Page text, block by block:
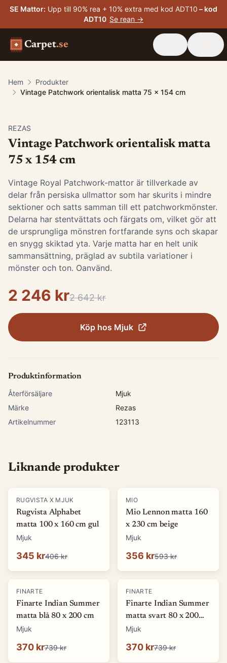
SE Mattor: Upp till 90% rea + 10% extra med kod ADT10 – kod
ADT10 Se rean →
Carpet.se
Hem
Produkter
Vintage Patchwork orientalisk matta 75 x 154 cm
REZAS
Vintage Patchwork orientalisk matta
75 x 154 cm
Vintage Royal Patchwork-mattor är tillverkade av
delar från persiska ullmattor som har skurits i mindre
sektioner och satts samman till ett patchworkmönster.
Delarna har stentvättats och färgats om, vilket gör att
de ursprungliga mönstren fortfarande syns och skapar
en snygg skiktad yta. Varje matta har en helt unik
sammansättning, präglad av subtila variationer i
mönster och ton. Oanvänd.
2 246 kr2 642 kr
Köp hos Mjuk
Produktinformation
Återförsäljare
Mjuk
Märke
Rezas
Artikelnummer
123113
Liknande produkter
-15%
RUGVISTA X MJUK
Rugvista Alphabet
matta 100 x 160 cm gul
Mjuk
345 kr406 kr
-40%
MIO
Mio Lennon matta 160
x 230 cm beige
Mjuk
356 kr593 kr
-50 %
FINARTE
Finarte Indian Summer
matta blå 80 x 200 cm
Mjuk
370 kr739 kr
-50 %
FINARTE
Finarte Indian Summer
matta svart 80 x 200
cm
Mjuk
370 kr739 kr